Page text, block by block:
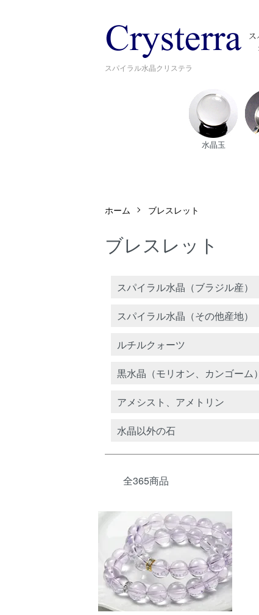
スパイラル水晶クリステラ
水晶玉
ホーム ブレスレット
ブレスレット
カテゴリー一覧
スパイラル水晶（ブラジル産）
スパイラル水晶（その他産地）
ルチルクォーツ
黒水晶（モリオン、カンゴーム）
アメシスト、アメトリン
水晶以外の石
全365商品